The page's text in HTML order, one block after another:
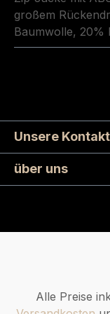
großem
Baumwolle,
Unsere
über uns
Alle Preise